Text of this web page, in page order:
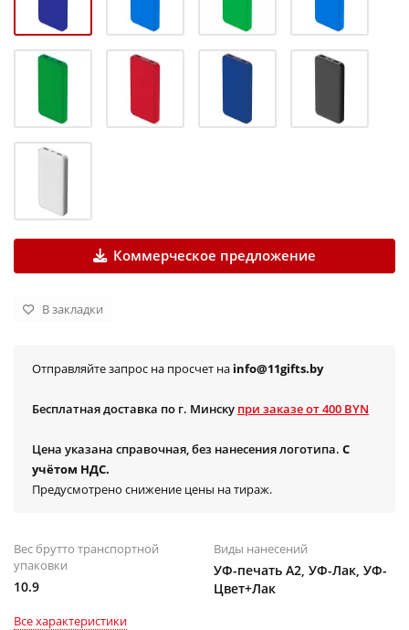
Коммерческое предложение
В закладки
Отправляйте запрос на просчет на info@11gifts.by
Бесплатная доставка по г. Минску при заказе от 400 BYN
Цена указана справочная, без нанесения логотипа. С
учётом НДС.
Предусмотрено снижение цены на тираж.
Вес брутто транспортной
упаковки
10.9
Виды нанесений
УФ-печать А2, УФ-Лак, УФ-
Цвет+Лак
Все характеристики